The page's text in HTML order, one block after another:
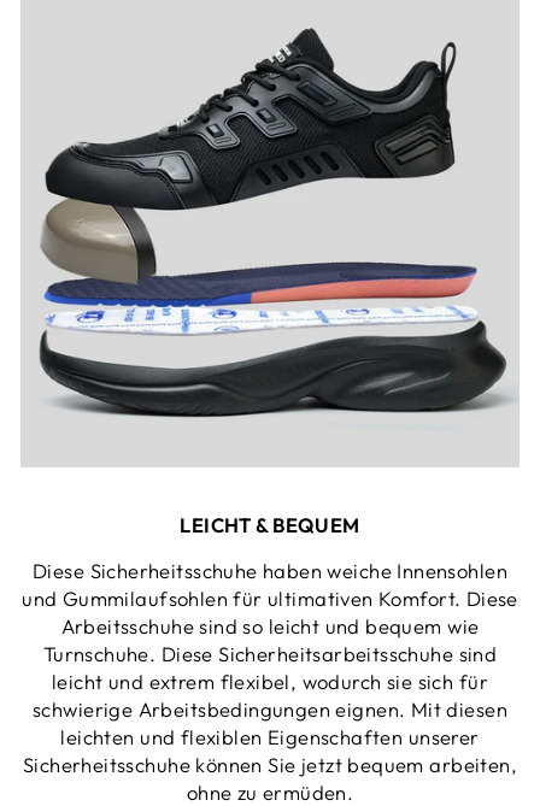
LEICHT & BEQUEM
Diese Sicherheitsschuhe haben weiche Innensohlen
und Gummilaufsohlen für ultimativen Komfort. Diese
Arbeitsschuhe sind so leicht und bequem wie
Turnschuhe. Diese Sicherheitsarbeitsschuhe sind
leicht und extrem flexibel, wodurch sie sich für
schwierige Arbeitsbedingungen eignen. Mit diesen
leichten und flexiblen Eigenschaften unserer
Sicherheitsschuhe können Sie jetzt bequem arbeiten,
ohne zu ermüden.